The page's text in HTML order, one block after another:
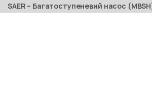
SAER – Багатоступеневий насос